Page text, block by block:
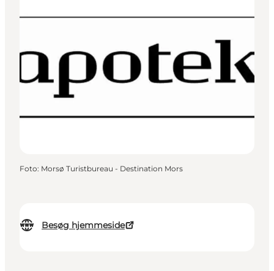
Besøg hjemmeside
Foto: Morsø Turistbureau - Destination Mors